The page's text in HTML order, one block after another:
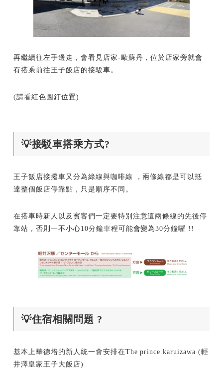
再繼續往左手邊走，會看見店家-歐蘇丹，位於店家旁就會
有搭乘前往王子飯店的接駁車。
(請看紅色圖釘位置)
💡接駁車搭乘方式?
王子飯店接撥車又分為綠線與咖啡線 ，兩條線都是可以抵
達整個飯店停靠點，只是順序不同。
在搭車時新人以及賓客們一定要特別注意這兩條線的先後停
靠站，否則一不小心10分鐘車程可能會變為30分鐘囉 !!
💡住宿相關問題 ?
基本上華德培的新人統一會安排在The prince karuizawa (輕
井澤皇家王子大飯店)